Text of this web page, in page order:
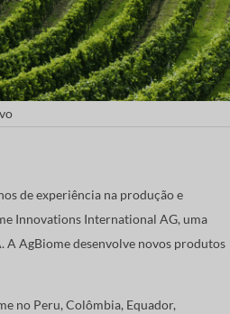
de experiência na produção e
Innovations International AG, uma
A AgBiome desenvolve novos produtos
no Peru, Colômbia, Equador,